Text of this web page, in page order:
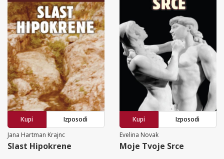
Kupi
Izposodi
Jana Hartman Krajnc
Slast Hipokrene
Kupi
Izposodi
Evelina Novak
Moje Tvoje Srce